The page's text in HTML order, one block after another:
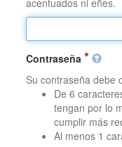
Contraseña
Su contraseña debe
De 6
tengan por lo
cumplir más
Al menos 1